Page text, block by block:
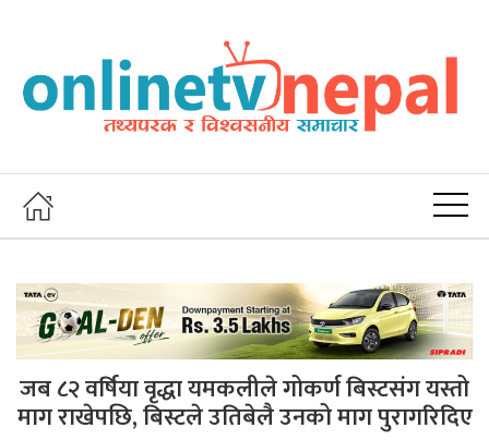
जब ८२ वर्षिया वृद्धा यमकलीले गोकर्ण बिस्टसंग यस्तो
माग राखेपछि, बिस्टले उतिबेलै उनको माग पुरागरिदिए